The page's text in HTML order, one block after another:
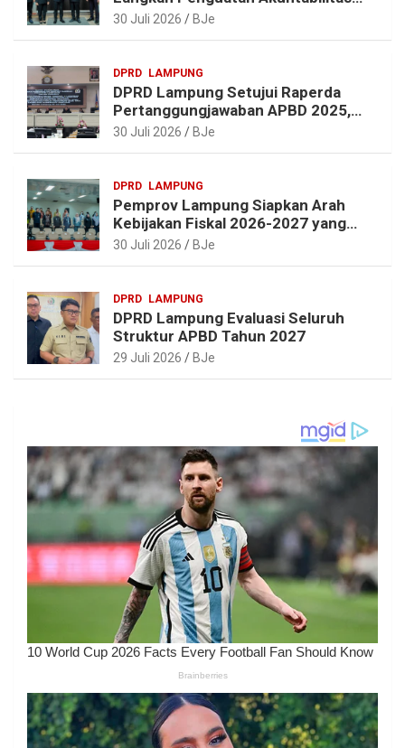
dan Pembangunan Lampung
30 Juli 2026 BJe
DPRD LAMPUNG
DPRD Lampung Setujui Raperda
Pertanggungjawaban APBD 2025,
Beri Sejumlah Rekomendasi
30 Juli 2026 BJe
DPRD LAMPUNG
Pemprov Lampung Siapkan Arah
Kebijakan Fiskal 2026-2027 yang
Realistis dan Berkelanjutan
30 Juli 2026 BJe
DPRD LAMPUNG
DPRD Lampung Evaluasi Seluruh
Struktur APBD Tahun 2027
29 Juli 2026 BJe